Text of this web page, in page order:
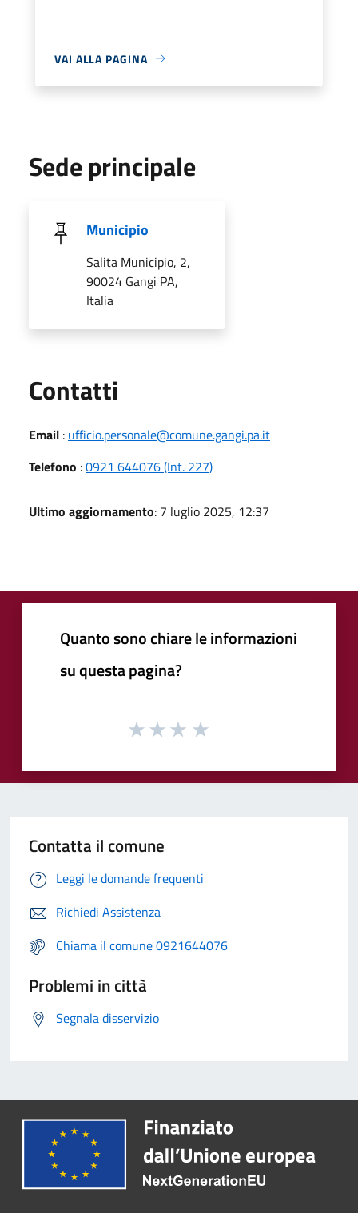
VAI ALLA PAGINA
Sede principale
Municipio
Salita Municipio, 2,
90024 Gangi PA,
Italia
Contatti
Email : ufficio.personale@comune.gangi.pa.it
Telefono :0921 644076 (Int. 227)
Ultimo aggiornamento: 7 luglio 2025, 12:37
Quanto sono chiare le informazioni
su questa pagina?
Contatta il comune
Leggi le domande frequenti
Richiedi Assistenza
Chiama il comune 0921644076
Problemi in città
Segnala disservizio